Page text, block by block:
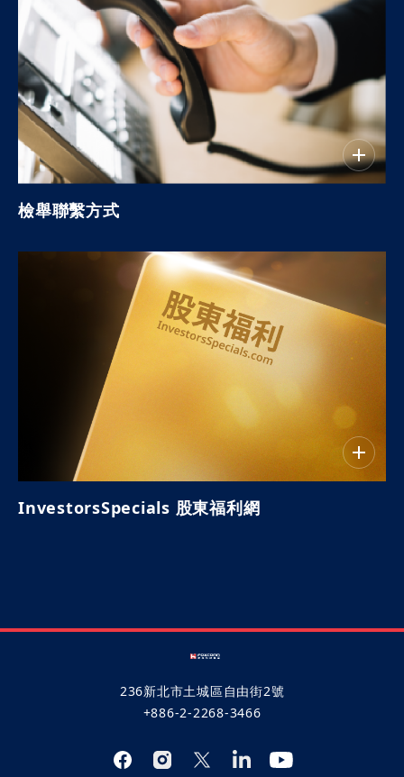
檢舉聯繫方式
InvestorsSpecials 股東福利網
236新北市土城區自由街2號
+886-2-2268-3466